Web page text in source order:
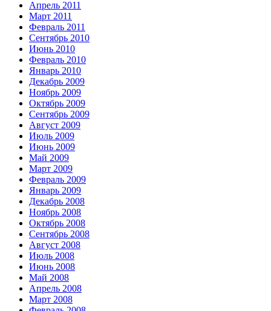
Апрель 2011
Март 2011
Февраль 2011
Сентябрь 2010
Июнь 2010
Февраль 2010
Январь 2010
Декабрь 2009
Ноябрь 2009
Октябрь 2009
Сентябрь 2009
Август 2009
Июль 2009
Июнь 2009
Май 2009
Март 2009
Февраль 2009
Январь 2009
Декабрь 2008
Ноябрь 2008
Октябрь 2008
Сентябрь 2008
Август 2008
Июль 2008
Июнь 2008
Май 2008
Апрель 2008
Март 2008